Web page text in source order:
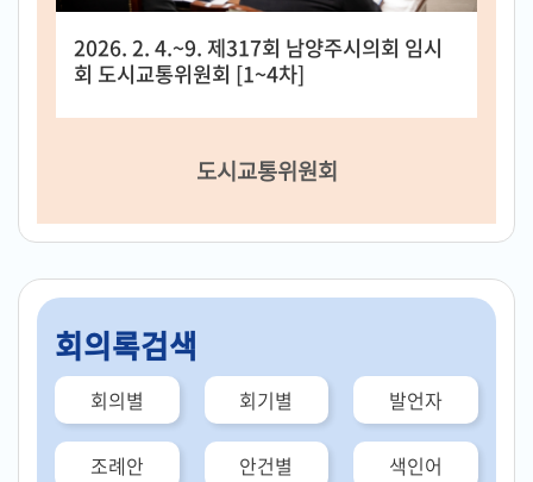
2026. 2. 4.~9. 제317회 남양주시의회 임시
회 도시교통위원회 [1~4차]
도시교통위원회
회의록검색
회의별 회기별 발언자
조례안 안건별 색인어